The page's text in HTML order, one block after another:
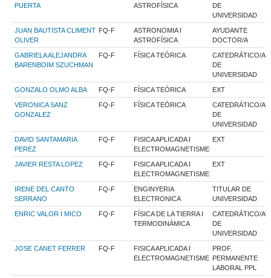
PUERTA
ASTROFÍSICA
DE
UNIVERSIDAD
JUAN BAUTISTA CLIMENT
OLIVER
FQ-F
ASTRONOMIA I
ASTROFÍSICA
AYUDANTE
DOCTOR/A
GABRIELA ALEJANDRA
BARENBOIM SZUCHMAN
FQ-F FÍSICA TEÓRICA
CATEDRÁTICO/A
DE
UNIVERSIDAD
GONZALO OLMO ALBA FQ-F FÍSICA TEÓRICA EXT
VERONICA SANZ
GONZALEZ
FQ-F FÍSICA TEÓRICA
CATEDRÁTICO/A
DE
UNIVERSIDAD
DAVID SANTAMARIA
PEREZ
FQ-F
FISICA APLICADA I
ELECTROMAGNETISME
EXT
JAVIER RESTA LOPEZ FQ-F
FISICA APLICADA I
ELECTROMAGNETISME
EXT
IRENE DEL CANTO
SERRANO
FQ-F
ENGINYERIA
ELECTRONICA
TITULAR DE
UNIVERSIDAD
ENRIC VALOR I MICO FQ-F
FÍSICA DE LA TIERRA I
TERMODINÀMICA
CATEDRÁTICO/A
DE
UNIVERSIDAD
JOSE CANET FERRER FQ-F
FISICA APLICADA I
ELECTROMAGNETISME
PROF.
PERMANENTE
LABORAL PPL